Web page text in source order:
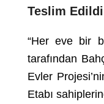
Teslim Edildi
“Her eve bir
tarafından
Evler
Etabı